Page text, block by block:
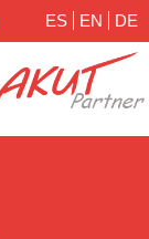
ES EN DE